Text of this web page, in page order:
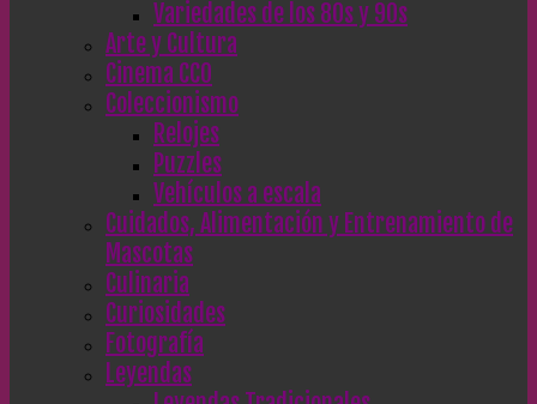
Variedades de los 80s y 90s
Arte y Cultura
Cinema CC0
Coleccionismo
Relojes
Puzzles
Vehículos a escala
Cuidados, Alimentación y Entrenamiento de
Mascotas
Culinaria
Curiosidades
Fotografía
Leyendas